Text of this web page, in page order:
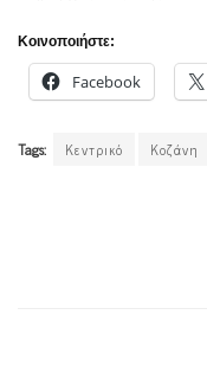
Κοινοποιήστε:
Facebook
Tags: Κεντρικό Κοζάνη